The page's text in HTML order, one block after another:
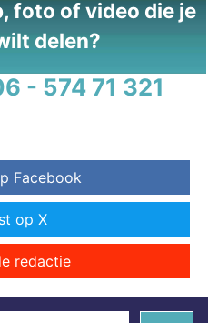
foto of video die je
delen?
- 574 71 321
Facebook
op X
redactie